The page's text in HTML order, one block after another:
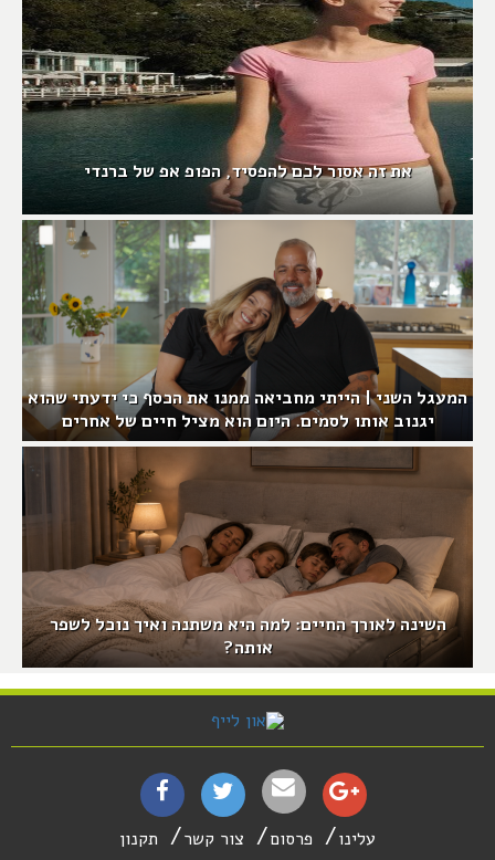
את זה אסור לכם להפסיד, הפופ אפ של ברנדי
המעגל השני | הייתי מחביאה ממנו את הכסף כי ידעתי שהוא
יגנוב אותו לסמים. היום הוא מציל חיים של אחרים
השינה לאורך החיים: למה היא משתנה ואיך נוכל לשפר
אותה?
עלינו פרסום צור קשר תקנון